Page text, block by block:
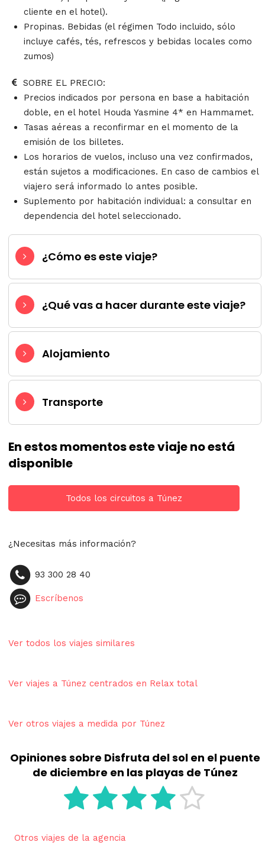
cliente en el hotel).
Propinas. Bebidas (el régimen Todo incluido, sólo
incluye cafés, tés, refrescos y bebidas locales como
zumos)
SOBRE EL PRECIO:
Precios indicados por persona en base a habitación
doble, en el hotel Houda Yasmine 4* en Hammamet.
Tasas aéreas a reconfirmar en el momento de la
emisión de los billetes.
Los horarios de vuelos, incluso una vez confirmados,
están sujetos a modificaciones. En caso de cambios el
viajero será informado lo antes posible.
Suplemento por habitación individual: a consultar en
dependencia del hotel seleccionado.
¿Cómo es este viaje?
¿Qué vas a hacer durante este viaje?
Alojamiento
Transporte
En estos momentos este viaje no está
disponible
Todos los circuitos a Túnez
¿Necesitas más información?
93 300 28 40
Escríbenos
Ver todos los viajes similares
Ver viajes a Túnez centrados en Relax total
Ver otros viajes a medida por Túnez
Opiniones sobre Disfruta del sol en el puente
de diciembre en las playas de Túnez
Otros viajes de la agencia